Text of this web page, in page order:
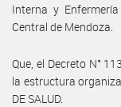
Interna y
Central de Mendoza.
Que, el Decreto N°
la estructura
DE SALUD.